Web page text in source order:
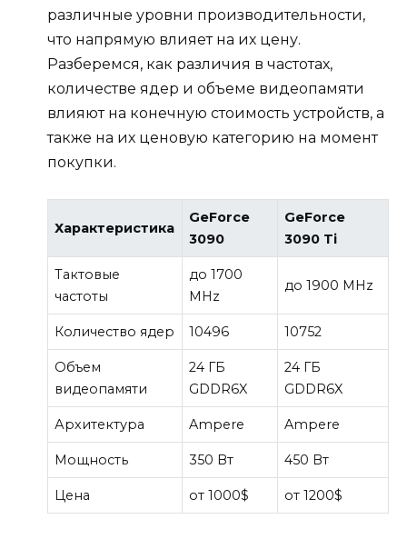
различные уровни производительности,
что напрямую влияет на их цену.
Разберемся, как различия в частотах,
количестве ядер и объеме видеопамяти
влияют на конечную стоимость устройств, а
также на их ценовую категорию на момент
покупки.
Характеристика
GeForce
3090
GeForce
3090 Ti
Тактовые
частоты
до 1700
MHz
до 1900 MHz
Количество ядер 10496 10752
Объем
видеопамяти
24 ГБ
GDDR6X
24 ГБ
GDDR6X
Архитектура Ampere Ampere
Мощность 350 Вт 450 Вт
Цена от 1000$ от 1200$